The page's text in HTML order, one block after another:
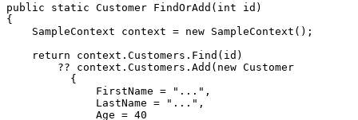
public static Customer FindOrAdd ( int id
{
    SampleContext context =
new SampleContext();
return context.Customers.Find(id)
        ?? context.Customers.Add(
new Customer
          {
              FirstName =
"..." ,
              LastName =
"..." ,
              Age =
40